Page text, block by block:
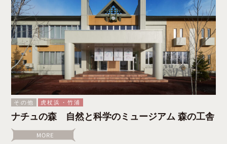
その他 虎杖浜・竹浦
ナチュの森 自然と科学のミュージアム 森の工舎